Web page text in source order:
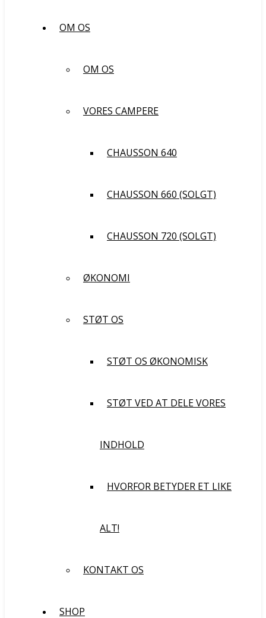
OM OS
OM OS
VORES CAMPERE
CHAUSSON 640
CHAUSSON 660 (SOLGT)
CHAUSSON 720 (SOLGT)
ØKONOMI
STØT OS
STØT OS ØKONOMISK
STØT VED AT DELE VORES
INDHOLD
HVORFOR BETYDER ET LIKE
ALT!
KONTAKT OS
SHOP